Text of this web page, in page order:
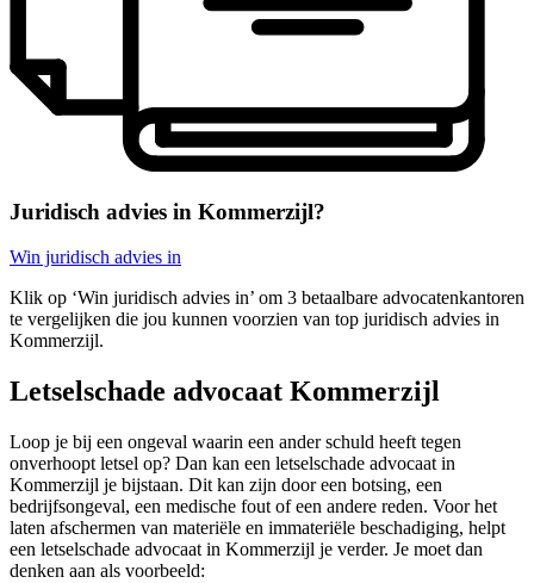
Juridisch advies in Kommerzijl?
Win juridisch advies in
Klik op ‘Win juridisch advies in’ om 3 betaalbare advocatenkantoren
te vergelijken die jou kunnen voorzien van top juridisch advies in
Kommerzijl.
Letselschade advocaat Kommerzijl
Loop je bij een ongeval waarin een ander schuld heeft tegen
onverhoopt letsel op? Dan kan een letselschade advocaat in
Kommerzijl je bijstaan. Dit kan zijn door een botsing, een
bedrijfsongeval, een medische fout of een andere reden. Voor het
laten afschermen van materiële en immateriële beschadiging, helpt
een letselschade advocaat in Kommerzijl je verder. Je moet dan
denken aan als voorbeeld: